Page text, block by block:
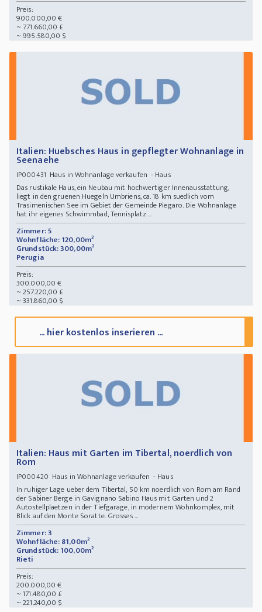
Preis:
900.000,00 €
~ 771.660,00 £
~ 995.580,00 $
Italien: Huebsches Haus in gepflegter Wohnanlage in
Seenaehe
IP000431 Haus in Wohnanlage verkaufen - Haus
Das rustikale Haus, ein Neubau mit hochwertiger Innenausstattung,
liegt in den gruenen Huegeln Umbriens, ca. 18 km suedlich vom
Trasimenischen See im Gebiet der Gemeinde Piegaro. Die Wohnanlage
hat ihr eigenes Schwimmbad, Tennisplatz ...
Zimmer: 5
Wohnfläche: 120,00m²
Grundstück: 300,00m²
Perugia
Preis:
300.000,00 €
~ 257.220,00 £
~ 331.860,00 $
... hier kostenlos inserieren ...
Italien: Haus mit Garten im Tibertal, noerdlich von
Rom
IP000420 Haus in Wohnanlage verkaufen - Haus
In ruhiger Lage ueber dem Tibertal, 50 km noerdlich von Rom am Rand
der Sabiner Berge in Gavignano Sabino Haus mit Garten und 2
Autostellplaetzen in der Tiefgarage, in modernem Wohnkomplex, mit
Blick auf den Monte Soratte. Grosses ...
Zimmer: 3
Wohnfläche: 81,00m²
Grundstück: 100,00m²
Rieti
Preis:
200.000,00 €
~ 171.480,00 £
~ 221.240,00 $